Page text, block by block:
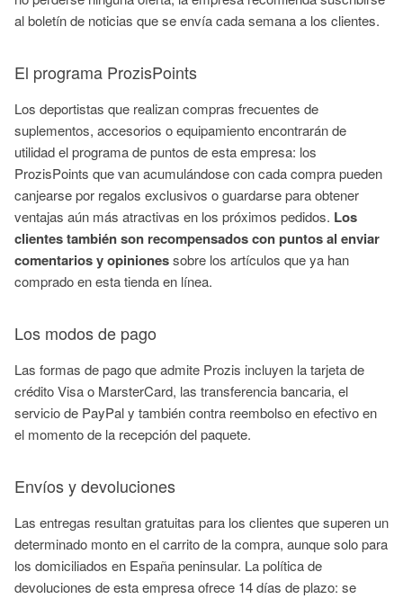
al boletín de noticias que se envía cada semana a los clientes.
El programa ProzisPoints
Los deportistas que realizan compras frecuentes de
suplementos, accesorios o equipamiento encontrarán de
utilidad el programa de puntos de esta empresa: los
ProzisPoints que van acumulándose con cada compra pueden
canjearse por regalos exclusivos o guardarse para obtener
ventajas aún más atractivas en los próximos pedidos. Los
clientes también son recompensados con puntos al enviar
comentarios y opinionessobre los artículos que ya han
comprado en esta tienda en línea.
Los modos de pago
Las formas de pago que admite Prozis incluyen la tarjeta de
crédito Visa o MarsterCard, las transferencia bancaria, el
servicio de PayPal y también contra reembolso en efectivo en
el momento de la recepción del paquete.
Envíos y devoluciones
Las entregas resultan gratuitas para los clientes que superen un
determinado monto en el carrito de la compra, aunque solo para
los domiciliados en España peninsular. La política de
devoluciones de esta empresa ofrece 14 días de plazo: se